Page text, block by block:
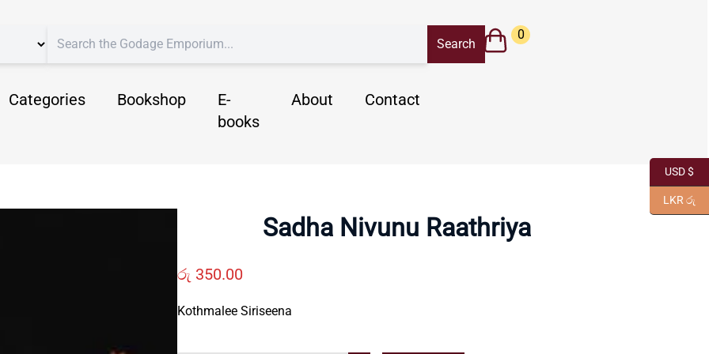
Categories Bookshop
E-
books
About Contact
0
Sadha Nivunu Raathriya
රු 350.00
Kothmalee Siriseena
USD $
LKR රු